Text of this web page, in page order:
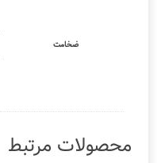
ضخامت
محصولات مرتبط